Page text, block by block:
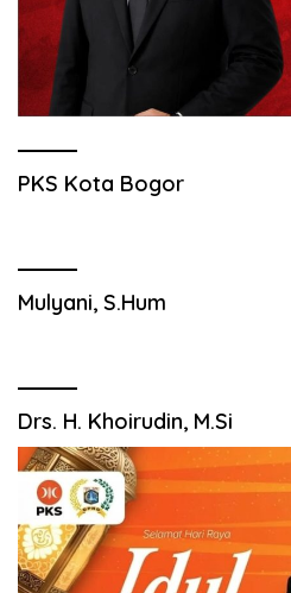
PKS Kota Bogor
Mulyani, S.Hum
Drs. H. Khoirudin, M.Si